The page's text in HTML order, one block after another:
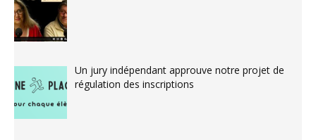
Un jury indépendant approuve notre projet de
régulation des inscriptions